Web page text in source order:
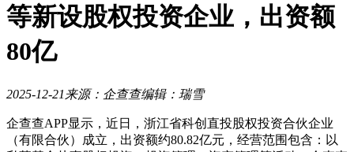
等新设股权投资企业，出资额
80亿
2025-12-21 来源：企查查编辑：瑞雪
企查查APP显示，近日，浙江省科创直投股权投资合伙企业
（有限合伙）成立，出资额约80.82亿元，经营范围包含：以